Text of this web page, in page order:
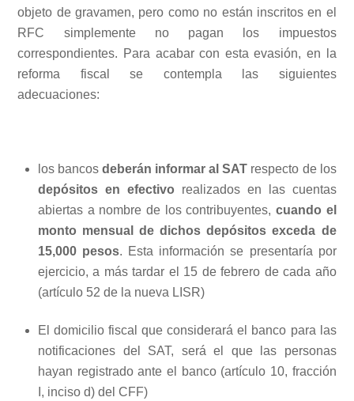
objeto de gravamen, pero como no están inscritos en el
RFC simplemente no pagan los impuestos
correspondientes. Para acabar con esta evasión, en la
reforma fiscal se contempla las siguientes
adecuaciones:
los bancosdeberán informar al SAT respecto de los
depósitos en efectivo realizados en las cuentas
abiertas a nombre de los contribuyentes, cuando el
monto mensual de dichos depósitos exceda de
15,000 pesos. Esta información se presentaría por
ejercicio, a más tardar el 15 de febrero de cada año
(artículo 52 de la nueva LISR)
El domicilio fiscal que considerará el banco para las
notificaciones del SAT, será el que las personas
hayan registrado ante el banco (artículo 10, fracción
I, inciso d) del CFF)